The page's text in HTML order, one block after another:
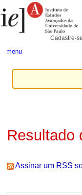
para
conteúdo.
Pessoais
Cadastre-se
menu
Resultado
Assinar um RSS